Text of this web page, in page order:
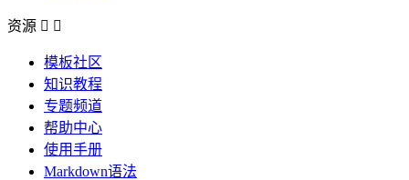
资源  
模板社区
知识教程
专题频道
帮助中心
使用手册
Markdown语法